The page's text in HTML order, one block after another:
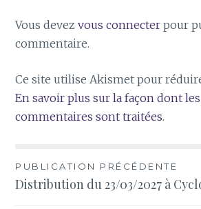
Vous devezvous connecter pour
commentaire.
Ce site utilise Akismet pour
En savoir plus sur la façon dont
commentaires sont traitées.
Navigation
de
PUBLICATION PRÉCÉDENTE
Distribution du 23/03/2027 à